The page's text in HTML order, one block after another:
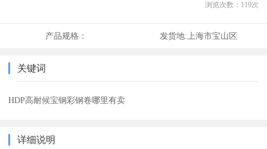
浏览次数： 119次
产品规格： 发货地: 上海市宝山区
关键词
HDP高耐候宝钢彩钢卷哪里有卖
详细说明